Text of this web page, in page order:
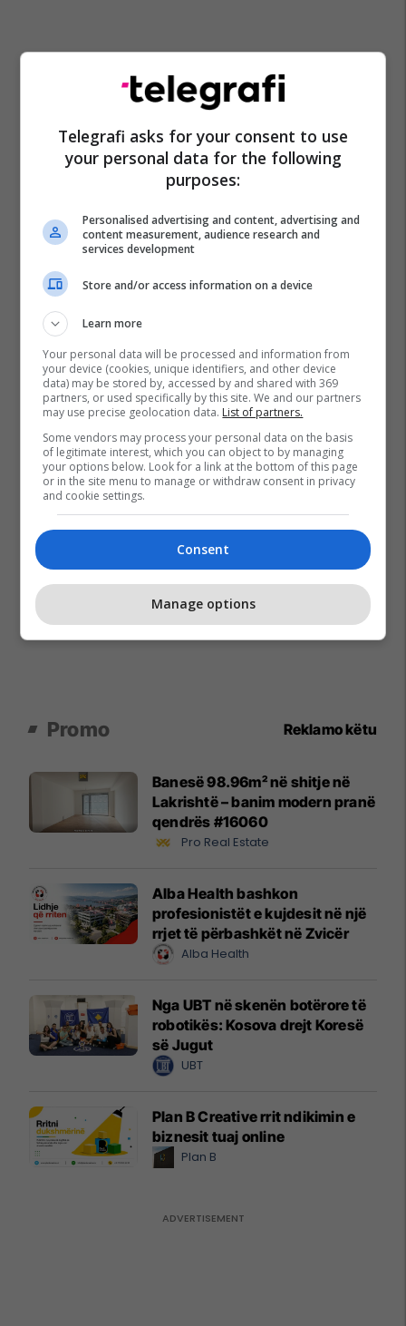
Glauk Konjufca
Promo Reklamo këtu
Banesë 98.96m² në shitje në
Lakrishtë – banim modern pranë
qendrës #16060
Pro Real Estate
Alba Health bashkon
profesionistët e kujdesit në një
rrjet të përbashkët në Zvicër
Alba Health
Nga UBT në skenën botërore të
robotikës: Kosova drejt Koresë
së Jugut
UBT
Plan B Creative rrit ndikimin e
biznesit tuaj online
Plan B
Telegrafi asks for your consent to use
your personal data for the following
purposes:
Personalised advertising and content, advertising and
content measurement, audience research and
services development
Store and/or access information on a device
Learn more
Your personal data will be processed and information from
your device (cookies, unique identifiers, and other device
data) may be stored by, accessed by and shared with 369
partners, or used specifically by this site. We and our partners
may use precise geolocation data. List of partners.
Some vendors may process your personal data on the basis
of legitimate interest, which you can object to by managing
your options below. Look for a link at the bottom of this page
or in the site menu to manage or withdraw consent in privacy
and cookie settings.
Consent
Manage options